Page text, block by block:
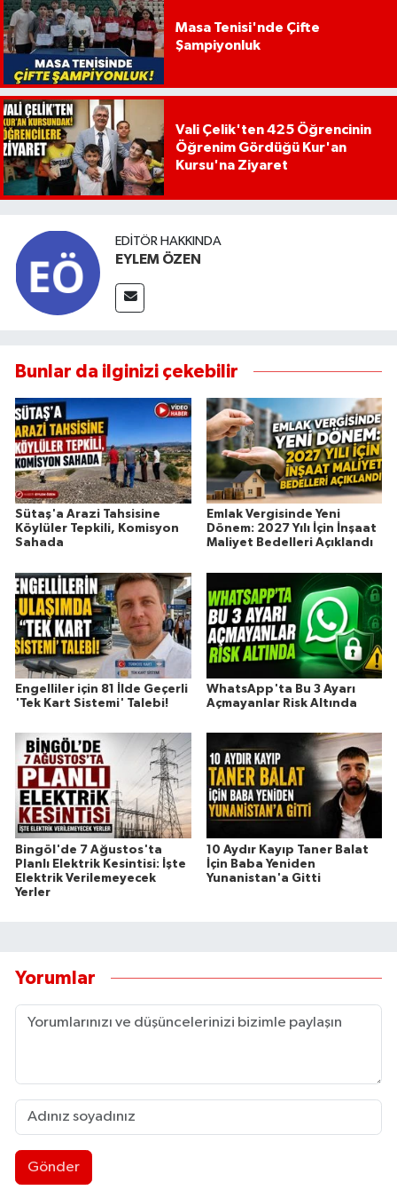
Masa Tenisi'nde Çifte
Şampiyonluk
Vali Çelik'ten 425 Öğrencinin
Öğrenim Gördüğü Kur'an
Kursu'na Ziyaret
EDITÖR HAKKINDA
EYLEM ÖZEN
Bunlar da ilginizi çekebilir
Sütaş'a Arazi Tahsisine
Köylüler Tepkili, Komisyon
Sahada
Emlak Vergisinde Yeni
Dönem: 2027 Yılı İçin İnşaat
Maliyet Bedelleri Açıklandı
Engelliler için 81 İlde Geçerli
'Tek Kart Sistemi' Talebi!
WhatsApp'ta Bu 3 Ayarı
Açmayanlar Risk Altında
Bingöl'de 7 Ağustos'ta
Planlı Elektrik Kesintisi: İşte
Elektrik Verilemeyecek
Yerler
10 Aydır Kayıp Taner Balat
İçin Baba Yeniden
Yunanistan'a Gitti
Yorumlar
Gönder